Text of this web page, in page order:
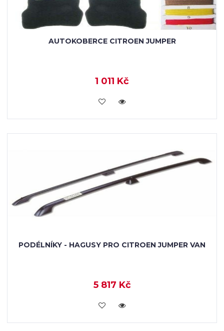
AUTOKOBERCE CITROEN JUMPER
1 011 Kč
KOUPIT
PODÉLNÍKY - HAGUSY PRO CITROEN JUMPER VAN
5 817 Kč
KOUPIT